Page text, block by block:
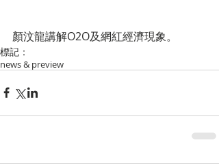
顏汶龍講解O2O及網紅經濟現象。
標記：
news & preview